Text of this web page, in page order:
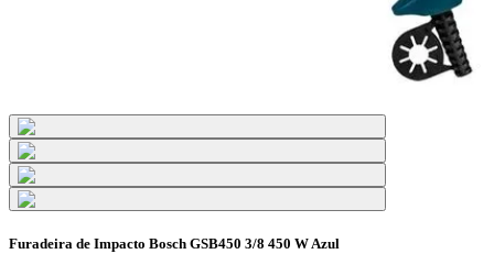
Furadeira de Impacto Bosch GSB450 3/8 450 W Azul